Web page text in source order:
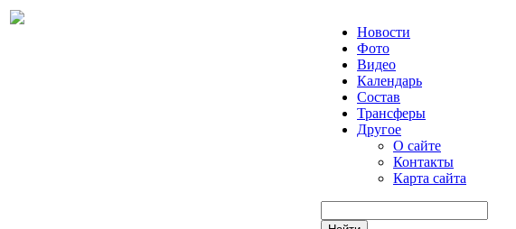
Новости
Фото
Видео
Календарь
Состав
Трансферы
Другое
О сайте
Контакты
Карта сайта